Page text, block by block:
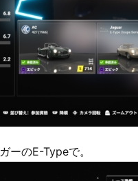
ーのE-Typeで。